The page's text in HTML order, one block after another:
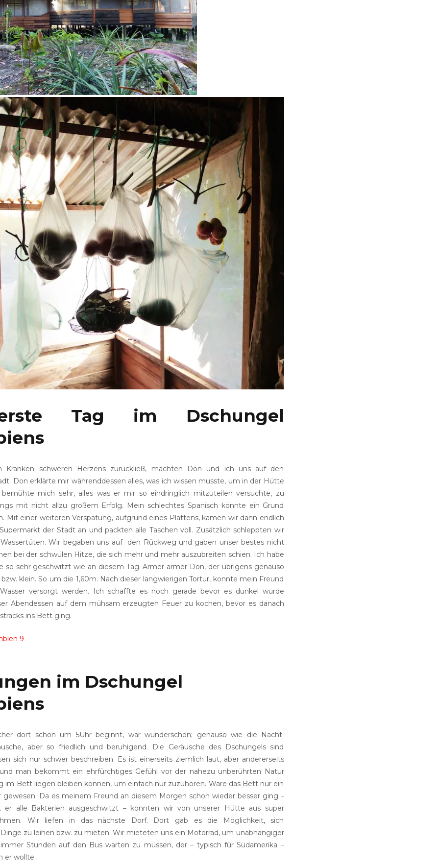
Tag im Dschungel
Kranken schweren Herzens zurückließ, machten Don und ich uns auf den
Don erklärte mir währenddessen alles, was ich wissen musste, um in der Hütte
mich sehr, alles was er mir so eindringlich mitzuteilen versuchte, zu
mit nicht allzu großem Erfolg. Mein schlechtes Spanisch könnte ein Grund
Mit einer weiteren Verspätung, aufgrund eines Plattens, kamen wir dann endlich
der Stadt an und packten alle Taschen voll. Zusätzlich schleppten wir
Wir begaben uns auf den Rückweg und gaben unser bestes nicht
bei der schwülen Hitze, die sich mehr und mehr auszubreiten schien. Ich habe
so sehr geschwitzt wie an diesem Tag. Armer armer Don, der übrigens genauso
klein. So um die 1,60m. Nach dieser langwierigen Tortur, konnte mein Freund
versorgt werden. Ich schaffte es noch gerade bevor es dunkel wurde
Abendessen auf dem mühsam erzeugten Feuer zu kochen, bevor es danach
ins Bett ging.
im Dschungel
dort schon um 5Uhr beginnt, war wunderschön; genauso wie die Nacht.
aber so friedlich und beruhigend. Die Geräusche des Dschungels sind
sich nur schwer beschreiben. Es ist einerseits ziemlich laut, aber andererseits
man bekommt ein ehrfürchtiges Gefühl vor der nahezu unberührten Natur
im Bett liegen bleiben können, um einfach nur zuzuhören. Wäre das Bett nur ein
Da es meinem Freund an diesem Morgen schon wieder besser ging –
er alle Bakterien ausgeschwitzt – konnten wir von unserer Hütte aus super
Wir liefen in das nächste Dorf. Dort gab es die Möglichkeit, sich
zu leihen bzw. zu mieten. Wir mieteten uns ein Motorrad, um unabhängiger
Stunden auf den Bus warten zu müssen, der – typisch für Südamerika –
er wollte.